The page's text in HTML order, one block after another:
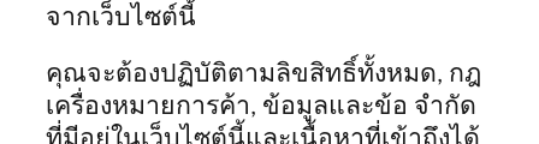
จากเว็บไซต์นี้
คุณจะต้องปฏิบัติตามลิขสิทธิ์ทั้งหมด, กฎ
เครื่องหมายการค้า, ข้อมูลและข้อ จำกัด